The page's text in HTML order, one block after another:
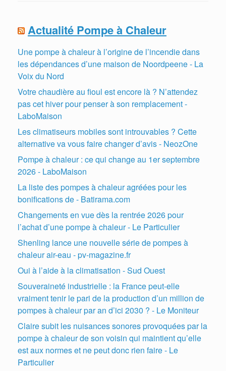
Actualité Pompe à Chaleur
Une pompe à chaleur à l’origine de l’incendie dans
les dépendances d’une maison de Noordpeene - La
Voix du Nord
Votre chaudière au fioul est encore là ? N’attendez
pas cet hiver pour penser à son remplacement -
LaboMaison
Les climatiseurs mobiles sont introuvables ? Cette
alternative va vous faire changer d’avis - NeozOne
Pompe à chaleur : ce qui change au 1er septembre
2026 - LaboMaison
La liste des pompes à chaleur agréées pour les
bonifications de - Batirama.com
Changements en vue dès la rentrée 2026 pour
l’achat d’une pompe à chaleur - Le Particulier
Shenling lance une nouvelle série de pompes à
chaleur air-eau - pv-magazine.fr
Oui à l’aide à la climatisation - Sud Ouest
Souveraineté industrielle : la France peut-elle
vraiment tenir le pari de la production d’un million de
pompes à chaleur par an d’ici 2030 ? - Le Moniteur
Claire subit les nuisances sonores provoquées par la
pompe à chaleur de son voisin qui maintient qu’elle
est aux normes et ne peut donc rien faire - Le
Particulier